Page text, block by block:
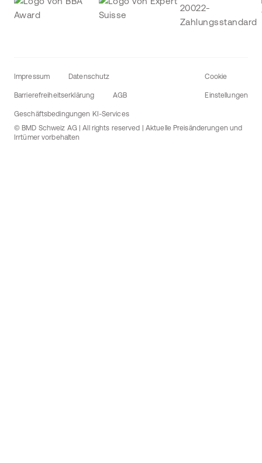
Impressum Datenschutz
Barrierefreiheitserklärung AGB
Geschäftsbedingungen KI-Services
Cookie
Einstellungen
© BMD Schweiz AG | All rights reserved | Aktuelle Preisänderungen und
Irrtümer vorbehalten